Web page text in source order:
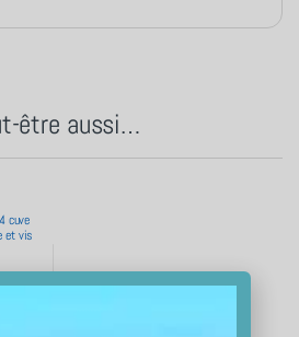
être aussi…
cuve
et vis